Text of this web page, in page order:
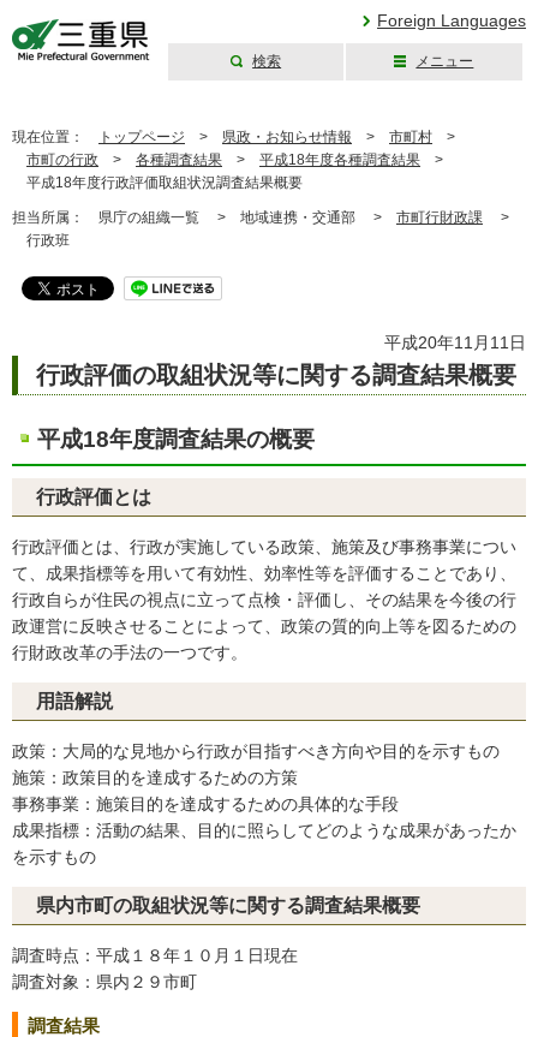
Foreign Languages
検索 メニュー
現在位置： トップページ > 県政・お知らせ情報 > 市町村 >
市町の行政 > 各種調査結果 > 平成18年度各種調査結果 >
平成18年度行政評価取組状況調査結果概要
担当所属： 県庁の組織一覧 > 地域連携・交通部 > 市町行財政課 >
行政班
平成20年11月11日
行政評価の取組状況等に関する調査結果概要
平成18年度調査結果の概要
行政評価とは
行政評価とは、行政が実施している政策、施策及び事務事業につい
て、成果指標等を用いて有効性、効率性等を評価することであり、
行政自らが住民の視点に立って点検・評価し、その結果を今後の行
政運営に反映させることによって、政策の質的向上等を図るための
行財政改革の手法の一つです。
用語解説
政策：大局的な見地から行政が目指すべき方向や目的を示すもの
施策：政策目的を達成するための方策
事務事業：施策目的を達成するための具体的な手段
成果指標：活動の結果、目的に照らしてどのような成果があったか
を示すもの
県内市町の取組状況等に関する調査結果概要
調査時点：平成１８年１０月１日現在
調査対象：県内２９市町
調査結果